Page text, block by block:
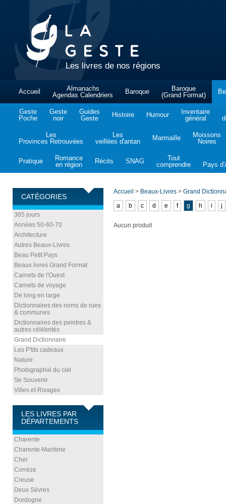
Les livres de nos régions
Accueil
Almanachs
Agendas Calendriers
Baroque
Baroque
(Grand Format)
Geste
Poche
Geste
noir
Guides
Geste
Histoire Humour
Inventaire
général
Les
Provinces Retrouvées
Les
veillées d'antan
Marmaille
Moissons
Noires
Pratique
Romance
en région
Récits SNAG
Tout
comprendre
Pays
CATÉGORIES
365 jours
Années 50-60-70
Architecture
Autres Beaux-Livres
Beau Petit Pays
Beaux livres Grand Format
Carnets de l'Ouest
Carnets de voyage
De long en large
Dictionnaires des noms de rues
& communes
Dictionnaires des peintres &
autres célébrités
Grand Dictionnaire
Les P'tits cadeaux
Nature
Photographié du ciel
Se Souvenir
Villes et Rivages
LES LIVRES PAR
DÉPARTEMENTS
Charente
Charente-Maritime
Cher
Corrèze
Creuse
Deux Sèvres
Dordogne
Accueil > Beaux-Livres > Grand
a
b c d e f g h i j
Aucun produit